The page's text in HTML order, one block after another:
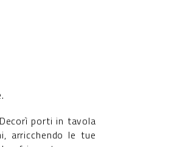
Decorì porti in tavola
arricchendo le tue